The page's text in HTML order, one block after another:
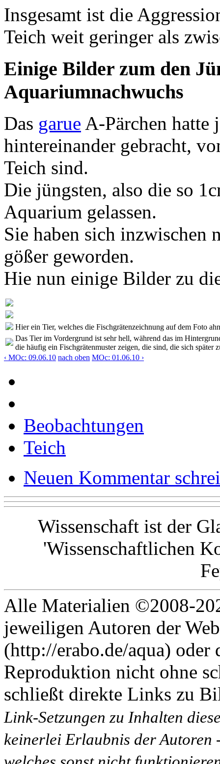
Insgesamt ist die
Teich weit geringer als
Einige Bilder zum den
Aquariumnachwuchs
Das garue A-Pärchen hatte
hintereinander gebracht,
Teich sind.
Die jüngsten, also die so
Aquarium gelassen.
Sie haben sich
gößer geworden.
Hie nun einige Bilder zu
Hier ein Tier, welches die Fischgrätenzeichnung auf dem Foto
Das Tier im Vordergrund ist sehr hell, während das im
die häufig ein Fischgrätenmuster zeigen, die sind, die sich später
‹ MOc: 09.06.10 nach oben MOc: 01.06.10 ›
Beobachtungen
Teich
Neuen Kommentar
Wissenschaft ist der
'Wissenschaftlichen
Alle Materialien ©2008-
jeweiligen Autoren der
(http://erabo.de/aqua) oder
Reproduktion nicht ohne
schließt direkte Links zu
Link-Setzungen zu Inhalten
keinerlei Erlaubnis der Autoren